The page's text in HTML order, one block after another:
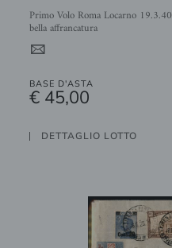
Primo Volo Roma Locarno 19.3.40 (Longhi 4002) - raccomandata con
bella affrancatura
4
BASE D'ASTA
€ 45,00
DETTAGLIO LOTTO